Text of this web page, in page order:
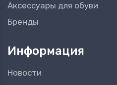
Аксессуары для обуви
Бренды
Информация
Новости